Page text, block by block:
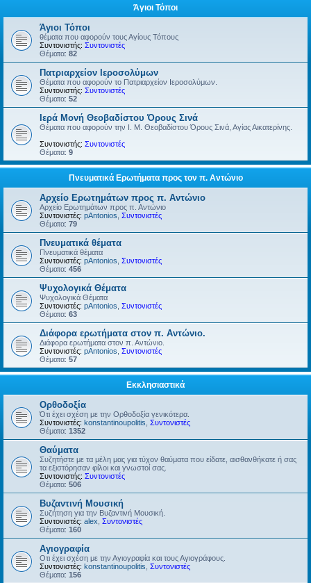
Άγιοι Τόποι
Άγιοι Τόποι
θέματα που αφορούν τους Αγίους Τόπους
Συντονιστής: Συντονιστές
Θέματα: 82
Πατριαρχείον Ιεροσολύμων
Θέματα που αφορούν το Πατριαρχείον Ιεροσολύμων.
Συντονιστής: Συντονιστές
Θέματα: 52
Ιερά Μονή Θεοβαδίστου Όρους Σινά
Θέματα που αφορούν την Ι. Μ. Θεοβαδίστου Όρους Σινά, Αγίας Αικατερίνης.
Συντονιστής: Συντονιστές
Θέματα: 9
Πνευματικά Ερωτήματα προς τον π. Αντώνιο
Αρχείο Ερωτημάτων προς π. Αντώνιο
Αρχείο Ερωτημάτων προς π. Αντώνιο
Συντονιστές: pAntonios Συντονιστές
Θέματα: 79
Πνευματικά θέματα
Πνευματικά θέματα
Συντονιστές: pAntonios Συντονιστές
Θέματα: 456
Ψυχολογικά Θέματα
Ψυχολογικά Θέματα
Συντονιστές: pAntonios Συντονιστές
Θέματα: 63
Διάφορα ερωτήματα στον π. Αντώνιο.
Διάφορα ερωτήματα στον π. Αντώνιο.
Συντονιστές: pAntonios Συντονιστές
Θέματα: 57
Εκκλησιαστικά
Ορθοδοξία
Ότι έχει σχέση με την Ορθοδοξία γενικότερα.
Συντονιστές: konstantinoupolitis Συντονιστές
Θέματα: 1352
Θαύματα
Συζητήστε με τα μέλη μας για τύχον θαύματα που είδατε, αισθανθήκατε ή σας
τα εξιστόρησαν φίλοι και γνωστοί σας.
Συντονιστής: Συντονιστές
Θέματα: 506
Βυζαντινή Μουσική
Συζήτηση για την Βυζαντινή Μουσική.
Συντονιστές: alex Συντονιστές
Θέματα: 160
Αγιογραφία
Οτι έχει σχέση με την Αγιογραφία και τους Αγιογράφους.
Συντονιστές: konstantinoupolitis Συντονιστές
Θέματα: 156